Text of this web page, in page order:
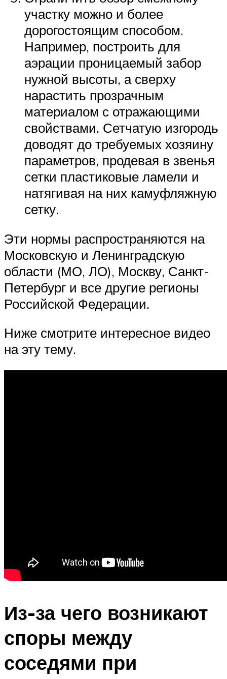
участку можно и более
дорогостоящим способом.
Например, построить для
аэрации проницаемый забор
нужной высоты, а сверху
нарастить прозрачным
материалом с отражающими
свойствами. Сетчатую изгородь
доводят до требуемых хозяину
параметров, продевая в звенья
сетки пластиковые ламели и
натягивая на них камуфляжную
сетку.
Эти нормы распространяются на
Московскую и Ленинградскую
области (МО, ЛО), Москву, Санкт-
Петербург и все другие регионы
Российской Федерации.
Ниже смотрите интересное видео
на эту тему.
Из-за чего возникают
споры между
соседями при